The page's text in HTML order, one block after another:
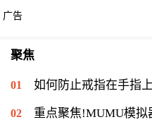
广告
聚焦
如何防止戒指在手指上转圈？正
重点聚焦!MUMU模拟器卡在60%不